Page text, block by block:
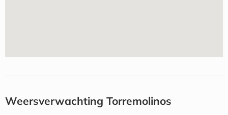
Weersverwachting Torremolinos